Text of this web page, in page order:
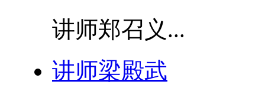
讲师郑召义...
讲师梁殿武